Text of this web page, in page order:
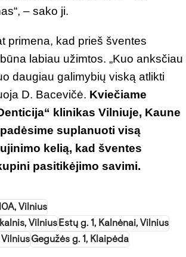
– sako ji.
primena, kad prieš šventes
labiau užimtos. „Kuo anksčiau
daugiau galimybių viską atlikti
D. Bacevičė. Kviečiame
klinikas Vilniuje, Kaune
suplanuoti visą
kelią, kad šventes
pasitikėjimo savimi.
Vilnius
VilniusEstų g. 1, Kalnėnai, Vilnius
Gegužės g. 1, Klaipėda